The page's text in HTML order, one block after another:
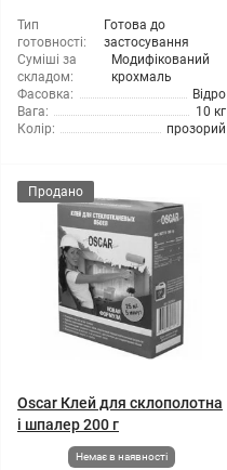
Тип
готовності:
Готова до
застосування
Суміші за
складом:
Модифікований
крохмаль
Фасовка:
Відро
Вага:
10 кг
Колір:
прозорий
Продано
Oscar Клей для склополотна
і шпалер 200 г
Немає в наявності